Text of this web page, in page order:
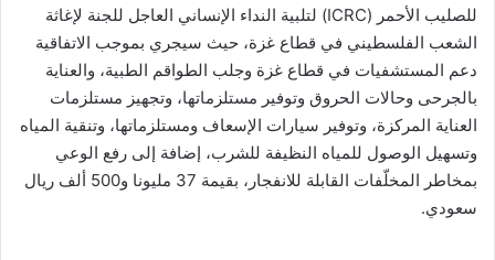
للصليب الأحمر (ICRC) لتلبية النداء الإنساني العاجل للجنة لإغاثة
الشعب الفلسطيني في قطاع غزة، حيث سيجري بموجب الاتفاقية
دعم المستشفيات في قطاع غزة وجلب الطواقم الطبية، والعناية
بالجرحى وحالات الحروق وتوفير مستلزماتها، وتجهيز مستلزمات
العناية المركزة، وتوفير سيارات الإسعاف ومستلزماتها، وتنقية المياه
وتسهيل الوصول للمياه النظيفة للشرب، إضافة إلى رفع الوعي
بمخاطر المخلّفات القابلة للانفجار، بقيمة 37 مليونا و500 ألف ريال
سعودي.